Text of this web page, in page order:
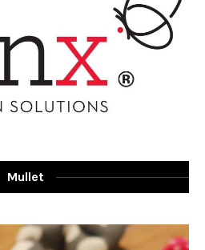
Mullet